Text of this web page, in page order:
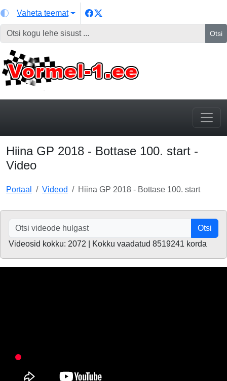
Vaheta teemat
Otsi
Hiina GP 2018 - Bottase 100. start -
Video
Portaal Videod Hiina GP 2018 - Bottase 100. start
Otsi
Videosid kokku: 2072 | Kokku vaadatud 8519241 korda